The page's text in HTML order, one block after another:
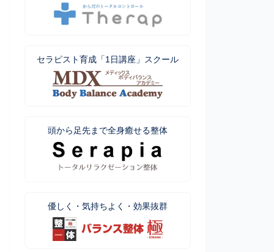
セラピスト育成「1日講座」スクール
頭から足先まで全身癒せる整体
優しく・気持ちよく・効果抜群